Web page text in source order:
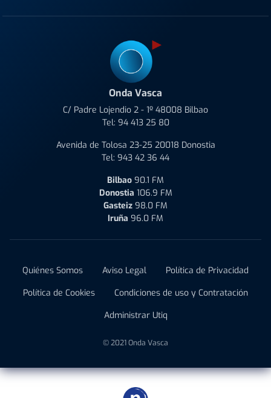
Onda Vasca
C/ Padre Lojendio 2 - 1º 48008 Bilbao
Tel: 94 413 25 80
Avenida de Tolosa 23-25 20018 Donostia
Tel: 943 42 36 44
Bilbao 90.1 FM
Donostia 106.9 FM
Gasteiz 98.0 FM
Iruña 96.0 FM
Quiénes Somos Aviso Legal
Política de Privacidad
Política de Cookies
Condiciones de uso y Contratación
Administrar Utiq
© 2021 Onda Vasca